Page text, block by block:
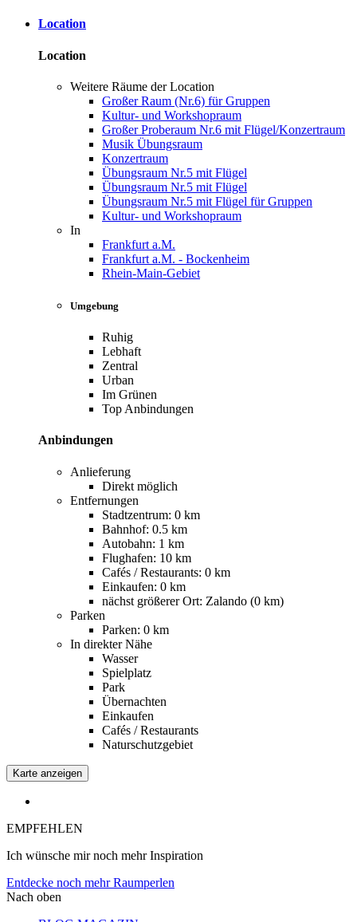
Location
Location
Weitere Räume der Location
Großer Raum (Nr.6) für Gruppen
Kultur- und Workshopraum
Großer Proberaum Nr.6 mit Flügel/Konzertraum
Musik Übungsraum
Konzertraum
Übungsraum Nr.5 mit Flügel
Übungsraum Nr.5 mit Flügel
Übungsraum Nr.5 mit Flügel für Gruppen
Kultur- und Workshopraum
In
Frankfurt a.M.
Frankfurt a.M. - Bockenheim
Rhein-Main-Gebiet
Umgebung
Ruhig
Lebhaft
Zentral
Urban
Im Grünen
Top Anbindungen
Anbindungen
Anlieferung
Direkt möglich
Entfernungen
Stadtzentrum: 0 km
Bahnhof: 0.5 km
Autobahn: 1 km
Flughafen: 10 km
Cafés / Restaurants: 0 km
Einkaufen: 0 km
nächst größerer Ort: Zalando (0 km)
Parken
Parken: 0 km
In direkter Nähe
Wasser
Spielplatz
Park
Übernachten
Einkaufen
Cafés / Restaurants
Naturschutzgebiet
Karte anzeigen
EMPFEHLEN
Ich wünsche mir noch mehr Inspiration
Entdecke noch mehr Raumperlen
Nach oben